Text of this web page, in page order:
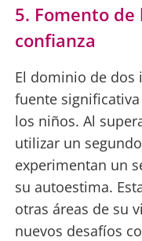
5. Fomento
confianza
El dominio de dos
fuente
los niños. Al
utilizar un
experimentan un
su autoestima.
otras áreas de su
nuevos desafíos